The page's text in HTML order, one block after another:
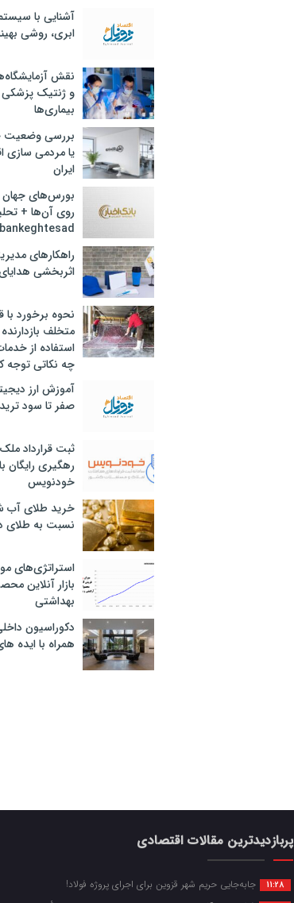
آشنایی با
ابری، روشی
نقش
و ژنتیک
بیماری‌ها
بررسی
یا مردمی سازی
ایران
بورس‌های جهان
روی آن‌ها +
bankeghtesad
راهکارهای
اثربخشی هدایای
نحوه برخورد با
متخلف
استفاده از
چه نکاتی توجه
آموزش ارز
صفر تا سود
ثبت قرارداد
رهگیری رایگان
خودنویس
خرید طلای آب
نسبت به طلای
استراتژی‌های
بازار آنلاین
بهداشتی
دکوراسیون
همراه با ایده
پربازدیدترین مقالات اقتصادی
11:28 جابه‌جایی حریم شهر قزوین برای اجرای پروژه فولاد!